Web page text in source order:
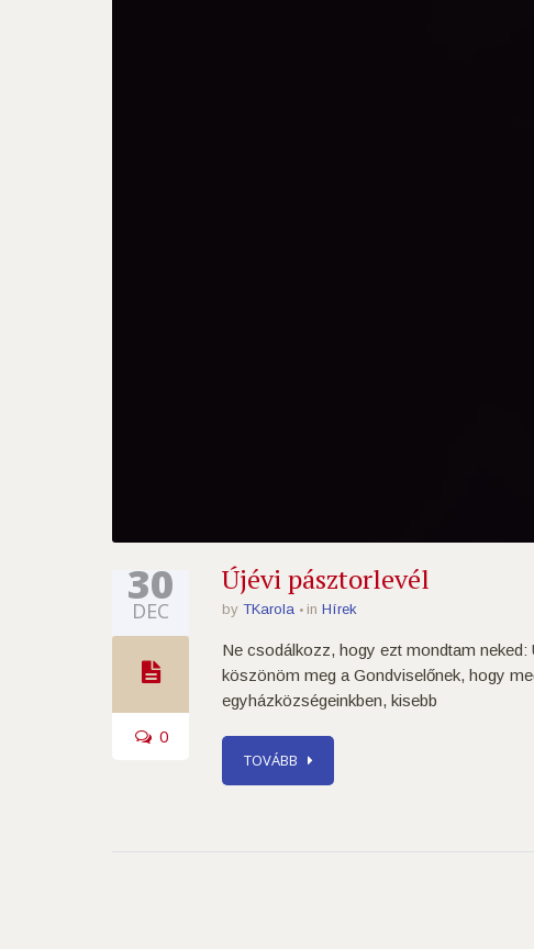
30
DEC
0
Újévi pásztorlevél
by TKarola in Hírek
Ne csodálkozz, hogy ezt mondtam neked:
köszönöm meg a Gondviselőnek, hogy
egyházközségeinkben, kisebb
TOVÁBB